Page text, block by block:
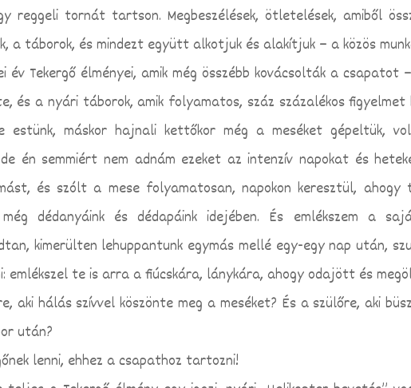
reggeli tornát tartson. Megbeszélések, ötletelések, amiből
a táborok, és mindezt együtt alkotjuk és alakítjuk – a közös
Tekergő élményei, amik még összébb kovácsolták a csapatot
és a nyári táborok, amik folyamatos, száz százalékos
estünk, máskor hajnali kettőkor még a meséket gépeltük,
én semmiért nem adnám ezeket az intenzív napokat és
és szólt a mese folyamatosan, napokon keresztül, ahogy
dédanyáink és dédapáink idejében. És emlékszem a
kimerülten lehuppantunk egymás mellé egy-egy nap után,
emlékszel te is arra a fiúcskára, lánykára, ahogy odajött és
aki hálás szívvel köszönte meg a meséket? És a szülőre, aki
után?
lenni, ehhez a csapathoz tartozni!